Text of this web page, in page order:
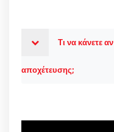
Τι να κάνετε
αποχέτευσης;